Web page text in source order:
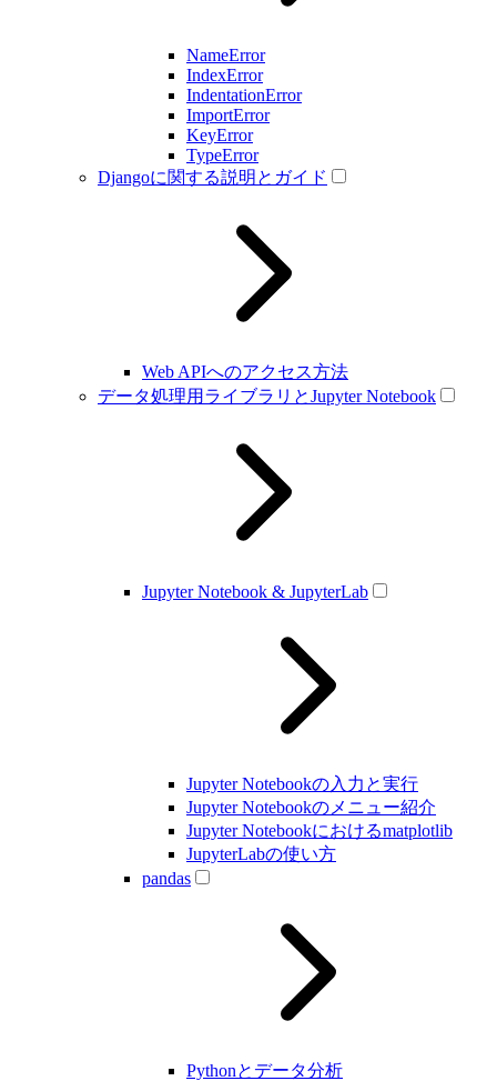
NameError
IndexError
IndentationError
ImportError
KeyError
TypeError
Djangoに関する説明とガイド
Web APIへのアクセス方法
データ処理用ライブラリとJupyter Notebook
Jupyter Notebook & JupyterLab
Jupyter Notebookの入力と実行
Jupyter Notebookのメニュー紹介
Jupyter Notebookにおけるmatplotlib
JupyterLabの使い方
pandas
Pythonとデータ分析